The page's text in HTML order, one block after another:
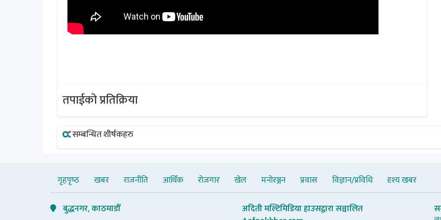
तपाईको प्रतिक्रिया
सम्बन्धित शीर्षकहरु
गृहपृष्‍ठ खबर राजनीति आर्थिक रोजगार खेल मनोरञ्जन प्रवास विज्ञान/प्रविधि दृश्य खबर
बुद्धनगर, काठमाडौँ
अदिती मल्टिमिडिया हाउसद्वारा सञ्चालित